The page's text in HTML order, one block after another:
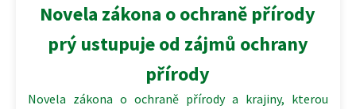
Novela zákona o ochraně přírody
prý ustupuje od zájmů ochrany
přírody
Novela zákona o ochraně přírody a krajiny, kterou